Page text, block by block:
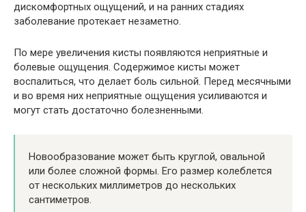
дискомфортных ощущений, и на ранних стадиях
заболевание протекает незаметно.
По мере увеличения кисты появляются неприятные и
болевые ощущения. Содержимое кисты может
воспалиться, что делает боль сильной. Перед месячными
и во время них неприятные ощущения усиливаются и
могут стать достаточно болезненными.
Новообразование может быть круглой, овальной
или более сложной формы. Его размер колеблется
от нескольких миллиметров до нескольких
сантиметров.